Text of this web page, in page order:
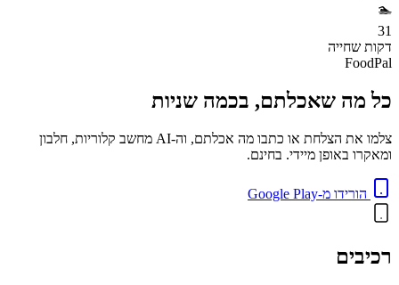
🏊
31
דקות שחייה
FoodPal
כל מה שאכלתם, בכמה שניות
צלמו את הצלחת או כתבו מה אכלתם, וה-AI מחשב קלוריות, חלבון
ומאקרו באופן מיידי. בחינם.
הורידו מ-Google Play
רכיבים